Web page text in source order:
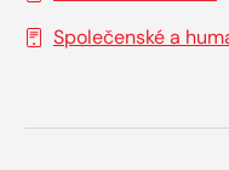
Společenské a